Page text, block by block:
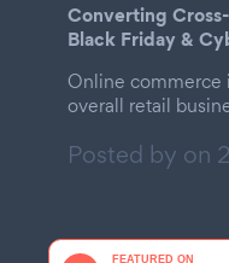
Converting
Black Friday &
Online commerce
overall retail
Posted by on